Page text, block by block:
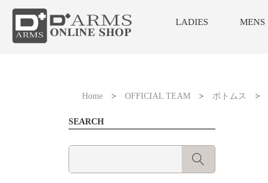
LADIES MENS
Home> OFFICIAL TEAM> ボトムス >
SEARCH